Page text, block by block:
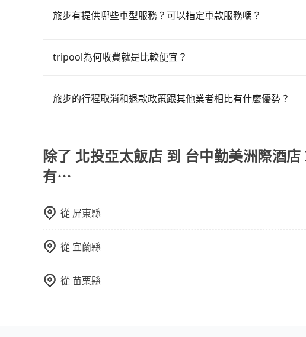
地點與你的上下車地點仍有段距離，在遇到下雨天或者載行
警察臨檢並趕下車，出意外後保險公司更是不會提供任何理
好辨別叫的車是否合法，就看車牌的開頭，只要不是R或T開
旅步有提供哪些車型服務？可以指定車款服務嗎？
專人回覆您。
tripool為何收費就是比較便宜？
為司機素質比較差、車上會有煙味、或者車齡過大，但事
能用更少的司機來服務更多的旅客，意味著使用到不熟悉
反應在服務品質的控管會更佳。但tripool網站上的價格是
午以前均可全額取消退費，如已經決定好要從北投亞太飯
旅步的行程取消和退款政策跟其他業者相比有什麼優勢？
時也確保乘客的權益。
除了 北投亞太飯店 到 台中勤美洲際
有⋯
從 屏東縣
從 宜蘭縣
從 苗栗縣